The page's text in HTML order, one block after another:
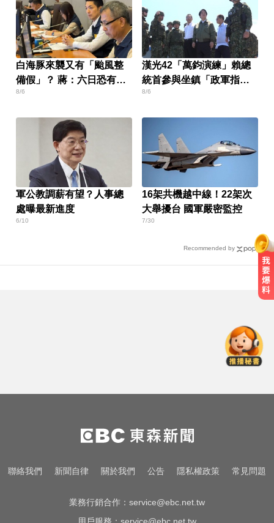
白海豚來襲又有「颱風整
備假」？ 蔣：六日恐有豪
雨
8/6
漢光42「萬鈞演練」賴總
統首參與坐鎮「政軍指揮
中心」
8/6
軍公教調薪有望？人事總
處曝最新進度
6/10
16架共機越中線！22架次
大舉擾台 國軍嚴密監控
7/30
Recommended by
被撞死 3男扯：她自願的
愛玩車／這輛迷你電動車超勇 拖曳
能力勝過特斯拉
中職／陳傑憲轟2分砲貢獻3打點！
聯絡我們 新聞自律 關於我們 公告 隱私權政策 常見問題
業務行銷合作： service@ebc.net.tw